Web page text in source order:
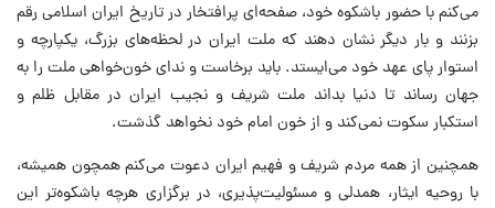
می‌کنم با حضور باشکوه خود، صفحه‌ای پرافتخار در تاریخ ایران اسلامی رقم
بزنند و بار دیگر نشان دهند که ملت ایران در لحظه‌های بزرگ، یکپارچه و
استوار پای عهد خود می‌ایستد. باید برخاست و ندای خون‌خواهی ملت را به
جهان رساند تا دنیا بداند ملت شریف و نجیب ایران در مقابل ظلم و
استکبار سکوت نمی‌کند و از خون امام خود نخواهد گذشت.
همچنین از همه مردم شریف و فهیم ایران دعوت می‌کنم همچون همیشه،
با روحیه ایثار، همدلی و مسئولیت‌پذیری، در برگزاری هرچه باشکوه‌تر این